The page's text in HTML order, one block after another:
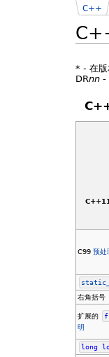
C++
* - 在版
DRnn -
C99预处
右角括号
扩展的
明
long